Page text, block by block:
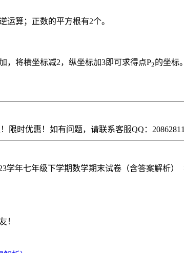
运算；正数的平方根有2个。
，将横坐标减2，纵坐标加3即可求得点P2的坐标。
时优惠！如有问题，请联系客服QQ：20862811
学年七年级下学期数学期末试卷（含答案解析）
！